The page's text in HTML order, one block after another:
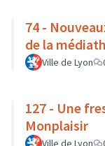
74 -
de la
Ville de Lyon
127 - Une
Monplaisir
Ville de Lyon